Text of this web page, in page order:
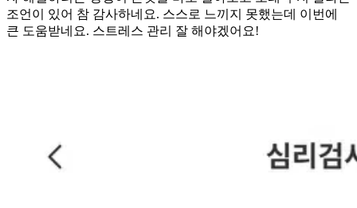
조언이 있어 참 감사하네요. 스스로 느끼지 못했는데 이번에
큰 도움받네요. 스트레스 관리 잘 해야겠어요!